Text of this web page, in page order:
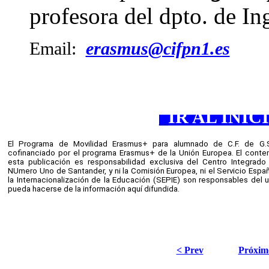
profesora del dpto. de
Email: erasmus@cifpn1.es
_IR AL
El Programa de Movilidad Erasmus+ para alumnado de C.F. de
cofinanciado por el programa Erasmus+ de la Unión Europea. El
esta publicación es responsabilidad exclusiva del Centro Integrado
NUmero Uno de Santander, y ni la Comisión Europea, ni el Servicio
la Internacionalización de la Educación (SEPIE) son responsables del
pueda hacerse de la información aquí difundida.
< Prev